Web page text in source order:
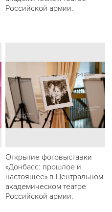
Российской армии.
Открытие фотовыставки
«Донбасс: прошлое и
настоящее» в Центральном
академическом театре
Российской армии.